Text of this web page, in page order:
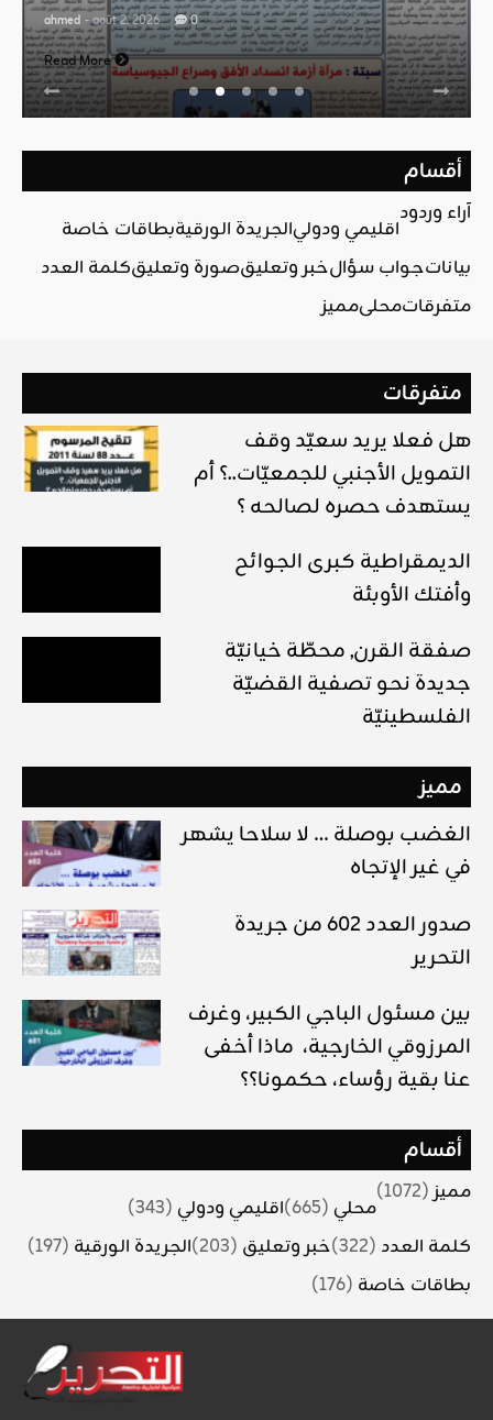
ahmed - août 2, 2026 0
Read More
أقسام
آراء وردود
اقليمي ودوليالجريدة الورقيةبطاقات خاصة
بياناتجواب سؤالخبر وتعليقصورة وتعليقكلمة العدد
متفرقاتمحليمميز
متفرقات
هل فعلا يريد سعيّد وقف
التمويل الأجنبي للجمعيّات..؟ أم
يستهدف حصره لصالحه ؟
الديمقراطية كبرى الجوائح
وأفتك الأوبئة
صفقة القرن, محطّة خيانيّة
جديدة نحو تصفية القضيّة
الفلسطينيّة
مميز
الغضب بوصلة … لا سلاحا يشهر
في غير الإتجاه
صدور العدد 602 من جريدة
التحرير
بين مسئول الباجي الكبير، وغرف
المرزوقي الخارجية، ماذا أخفى
عنا بقية رؤساء، حكمونا؟؟
أقسام
مميز(1072)
محلي (665) اقليمي ودولي (343)
كلمة العدد (322) خبر وتعليق (203) الجريدة الورقية (197)
بطاقات خاصة (176)